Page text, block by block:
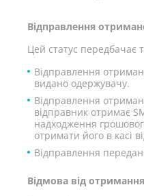
Відправлення
Цей статус передбачає
Відправлення
видано одержувачу.
Відправлення
відправник отримає
надходження
отримати його в касі
Відправлення
Відмова від отримання